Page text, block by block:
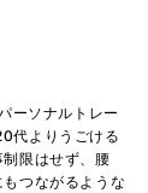
ーソナルトレー
代よりうごける
限はせず、腰
つながるような